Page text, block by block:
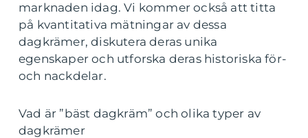
marknaden idag. Vi kommer också att titta
på kvantitativa mätningar av dessa
dagkrämer, diskutera deras unika
egenskaper och utforska deras historiska för-
och nackdelar.
Vad är ”bäst dagkräm” och olika typer av
dagkrämer